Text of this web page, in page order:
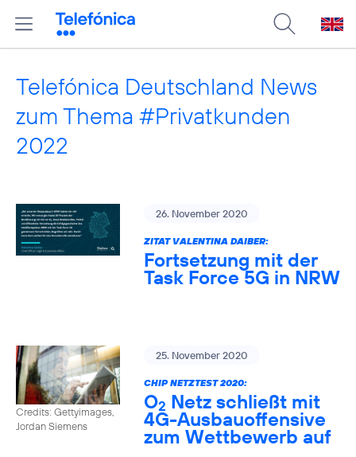
Telefónica Deutschland News
zum Thema #Privatkunden
2022
26. November 2020
ZITAT VALENTINA DAIBER:
Fortsetzung mit der
Task Force 5G in NRW
Credits: Gettyimages,
Jordan Siemens
25. November 2020
CHIP NETZTEST 2020:
O2 Netz schließt mit
4G-Ausbauoffensive
zum Wettbewerb auf